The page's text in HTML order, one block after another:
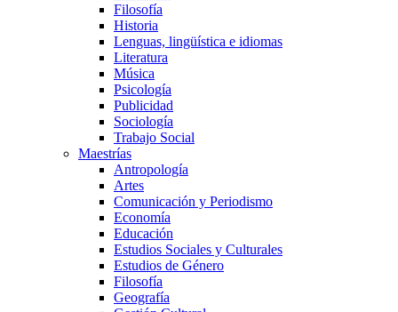
Filosofía
Historia
Lenguas, lingüística e idiomas
Literatura
Música
Psicología
Publicidad
Sociología
Trabajo Social
Maestrías
Antropología
Artes
Comunicación y Periodismo
Economía
Educación
Estudios Sociales y Culturales
Estudios de Género
Filosofía
Geografía